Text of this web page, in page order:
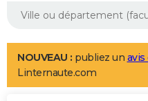
Aménagement intérieur
LIFESTYLE
Art de vivre
Bien-être
Loisirs
Mode
Modes de vie
NOUVEAU : publiez un avis
Linternaute.com